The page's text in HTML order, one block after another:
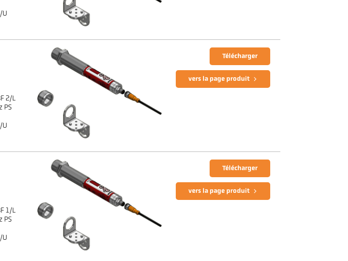
U
2/L
PS
U
Télécharger
vers la page produit
1/L
PS
U
Télécharger
vers la page produit